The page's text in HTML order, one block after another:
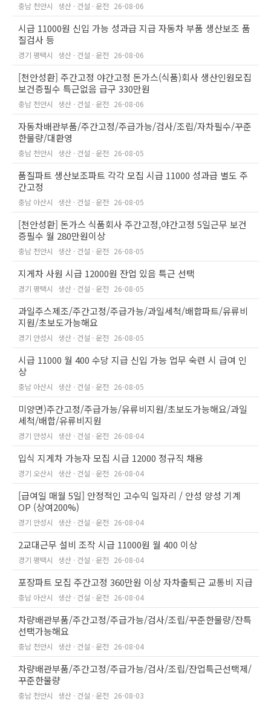
충남 천안시 생산 · 건설 · 운전 26-08-06
시급 11000원 신입 가능 성과급 지급 자동차 부품 생산보조 품
질검사 등
경기 평택시 생산 · 건설 · 운전 26-08-06
[천안성환] 주간고정 야간고정 돈가스(식품)회사 생산인원모집
보건증필수 특근없음 급구 330만원
충남 천안시 생산 · 건설 · 운전 26-08-06
자동차배관부품/주간고정/주급가능/검사/조립/자차필수/꾸준
한물량/대환영
충남 천안시 생산 · 건설 · 운전 26-08-05
품질파트 생산보조파트 각각 모집 시급 11000 성과급 별도 주
간고정
충남 아산시 생산 · 건설 · 운전 26-08-05
[천안성환] 돈가스 식품회사 주간고정,야간고정 5일근무 보건
증필수 월 280만원이상
충남 천안시 생산 · 건설 · 운전 26-08-05
지게차 사원 시급 12000원 잔업 있음 특근 선택
경기 평택시 생산 · 건설 · 운전 26-08-05
과일주스제조/주간고정/주급가능/과일세척/배합파트/유류비
지원/초보도가능해요
경기 안성시 생산 · 건설 · 운전 26-08-05
시급 11000 월 400 수당 지급 신입 가능 업무 숙련 시 급여 인
상
충남 아산시 생산 · 건설 · 운전 26-08-05
미양면)주간고정/주급가능/유류비지원/초보도가능해요/과일
세척/배합/유류비지원
경기 안성시 생산 · 건설 · 운전 26-08-04
입식 지게차 가능자 모집 시급 12000 정규직 채용
경기 오산시 생산 · 건설 · 운전 26-08-04
[급여일 매월 5일] 안정적인 고수익 일자리 / 안성 양성 기계
OP (상여200%)
경기 안성시 생산 · 건설 · 운전 26-08-04
2교대근무 설비 조작 시급 11000원 월 400 이상
경기 평택시 생산 · 건설 · 운전 26-08-04
포장파트 모집 주간고정 360만원 이상 자차출퇴근 교통비 지급
충남 아산시 생산 · 건설 · 운전 26-08-04
차량배관부품/주간고정/주급가능/검사/조립/꾸준한물량/잔특
선택가능해요
충남 천안시 생산 · 건설 · 운전 26-08-04
차량배관부품/주간고정/주급가능/검사/조립/잔업특근선택제/
꾸준한물량
충남 천안시 생산 · 건설 · 운전 26-08-03